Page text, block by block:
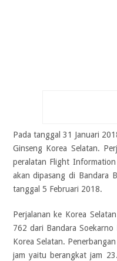
Pada tanggal 31 Januari
Ginseng Korea Selatan.
peralatan Flight
akan dipasang di Bandara
tanggal 5 Februari 2018.
Perjalanan ke Korea
762 dari Bandara
Korea Selatan.
jam yaitu berangkat jam